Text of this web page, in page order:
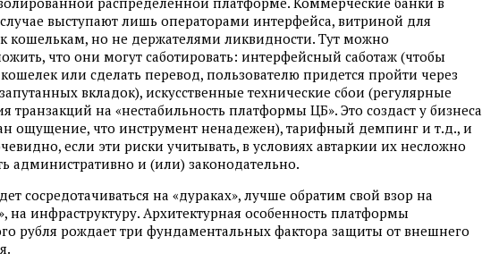
выступают лишь операторами интерфейса, витриной для
кошелькам, но не держателями ликвидности. Тут можно
что они могут саботировать: интерфейсный саботаж (чтобы
или сделать перевод, пользователю придется пройти через
вкладок), искусственные технические сбои (регулярные
транзакций на «нестабильность платформы ЦБ». Это создаст у бизнеса
ощущение, что инструмент ненадежен), тарифный демпинг и т.д., и
если эти риски учитывать, в условиях автаркии их несложно
административно и (или) законодательно.
сосредотачиваться на «дураках», лучше обратим свой взор на
на инфраструктуру. Архитектурная особенность платформы
рубля рождает три фундаментальных фактора защиты от внешнего